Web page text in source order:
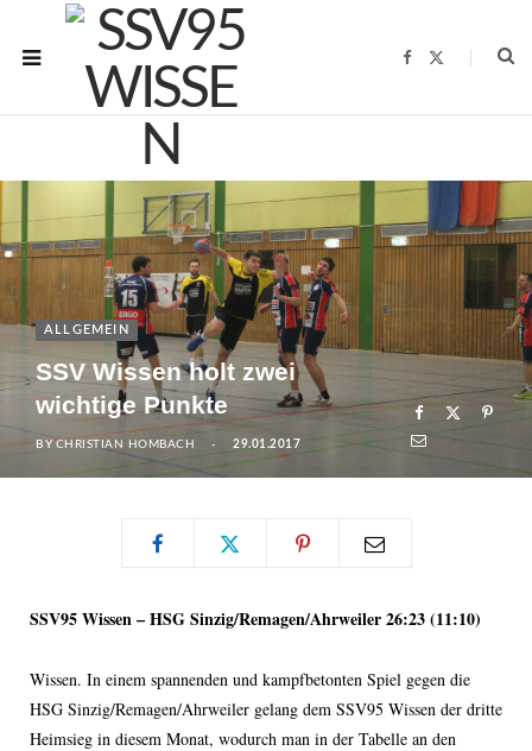
F
r
ALLGEMEIN
SSV Wissen holt zwei
wichtige Punkte
BY CHRISTIAN HOMBACH 29.01.2017
SSV95 Wissen – HSG Sinzig/Remagen/Ahrweiler 26:23 (11:10)
Wissen. In einem spannenden und kampfbetonten Spiel gegen die
HSG Sinzig/Remagen/Ahrweiler gelang dem SSV95 Wissen der dritte
Heimsieg in diesem Monat, wodurch man in der Tabelle an den